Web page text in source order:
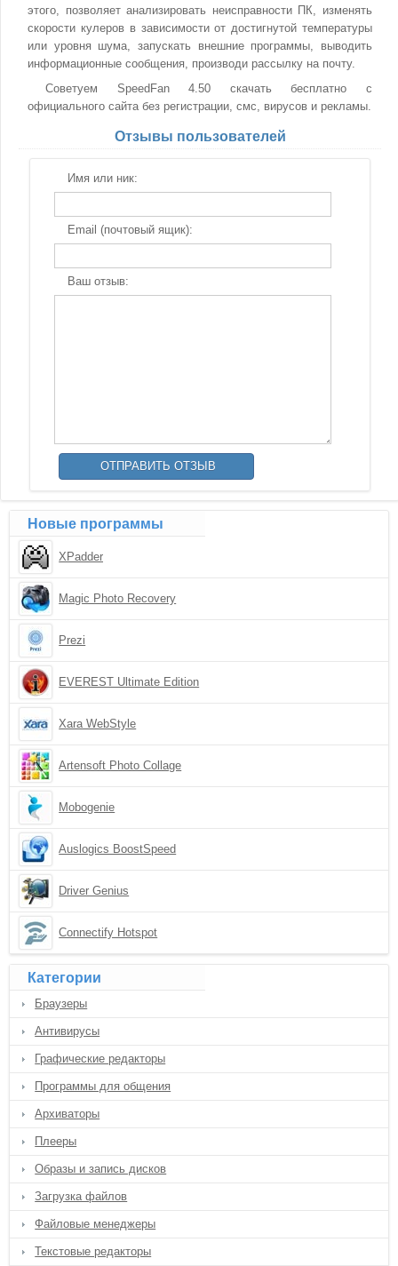
этого, позволяет анализировать неисправности ПК, изменять
скорости кулеров в зависимости от достигнутой температуры
или уровня шума, запускать внешние программы, выводить
информационные сообщения, производи рассылку на почту.
Советуем SpeedFan 4.50 скачать бесплатно с
официального сайта без регистрации, смс, вирусов и рекламы.
Отзывы пользователей
Имя или ник:
Email (почтовый ящик):
Ваш отзыв:
Новые программы
XPadder
Magic Photo Recovery
Prezi
EVEREST Ultimate Edition
Xara WebStyle
Artensoft Photo Collage
Mobogenie
Auslogics BoostSpeed
Driver Genius
Connectify Hotspot
Категории
Браузеры
Антивирусы
Графические редакторы
Программы для общения
Архиваторы
Плееры
Образы и запись дисков
Загрузка файлов
Файловые менеджеры
Текстовые редакторы